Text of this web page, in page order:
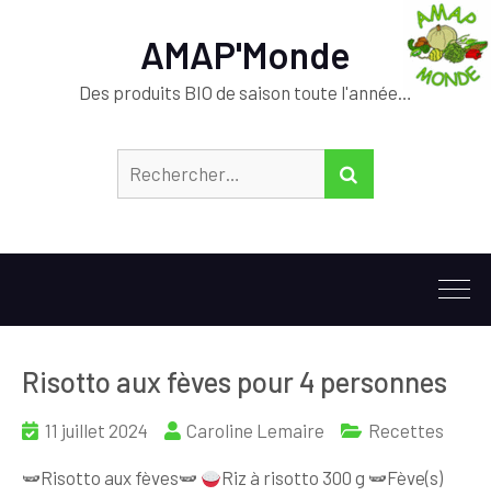
AMAP'Monde
Des produits BIO de saison toute l'année…
Risotto aux fèves pour 4 personnes
11 juillet 2024 Caroline Lemaire Recettes
🫛Risotto aux fèves🫛
Riz à risotto 300 g 🫛Fève(s)